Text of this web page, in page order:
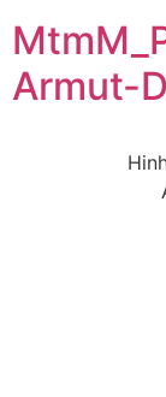
Armut-